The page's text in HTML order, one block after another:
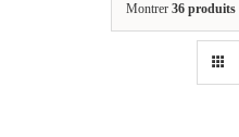
Montrer 36 produits